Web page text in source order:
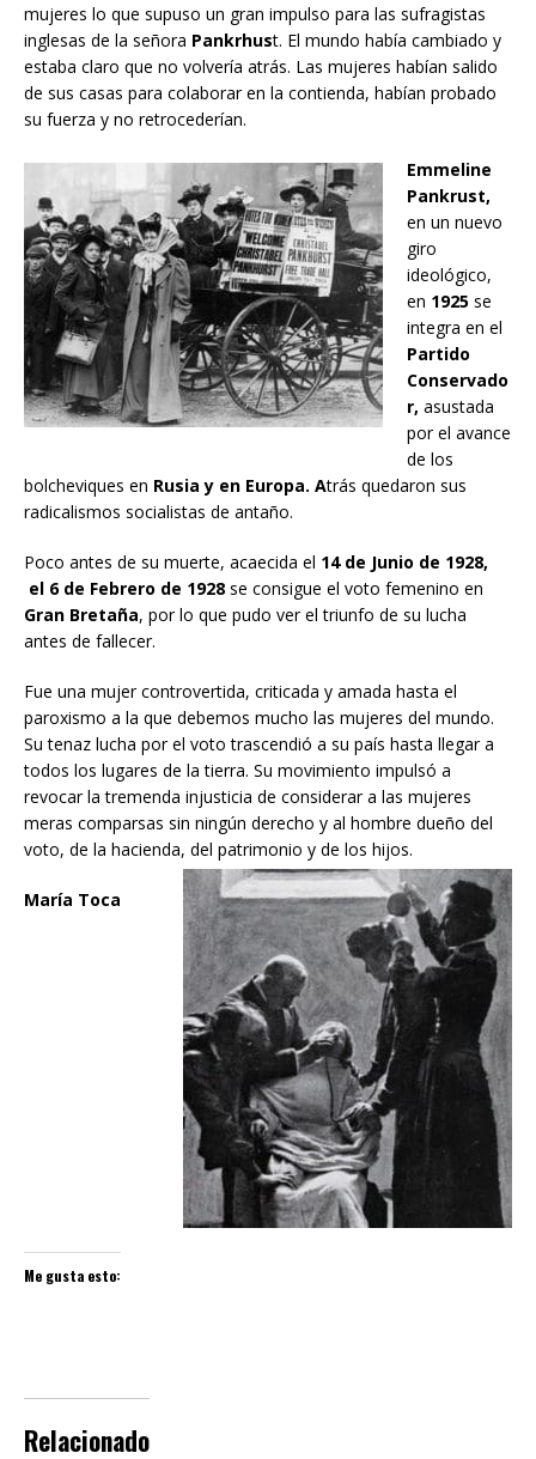
mujeres lo que supuso un gran impulso para las sufragistas
inglesas de la señora Pankrhust. El mundo había cambiado y
estaba claro que no volvería atrás. Las mujeres habían salido
de sus casas para colaborar en la contienda, habían probado
su fuerza y no retrocederían.
Emmeline
Pankrust,
en un nuevo
giro
ideológico,
en 1925 se
integra en el
Partido
Conservado
r, asustada
por el avance
de los
bolcheviques en Rusia y en Europa. Atrás quedaron sus
radicalismos socialistas de antaño.
Poco antes de su muerte, acaecida el 14 de Junio de 1928,
el 6 de Febrero de 1928 se consigue el voto femenino en
Gran Bretaña, por lo que pudo ver el triunfo de su lucha
antes de fallecer.
Fue una mujer controvertida, criticada y amada hasta el
paroxismo a la que debemos mucho las mujeres del mundo.
Su tenaz lucha por el voto trascendió a su país hasta llegar a
todos los lugares de la tierra. Su movimiento impulsó a
revocar la tremenda injusticia de considerar a las mujeres
meras comparsas sin ningún derecho y al hombre dueño del
voto, de la hacienda, del patrimonio y de los hijos.
María Toca
Me gusta esto:
Relacionado